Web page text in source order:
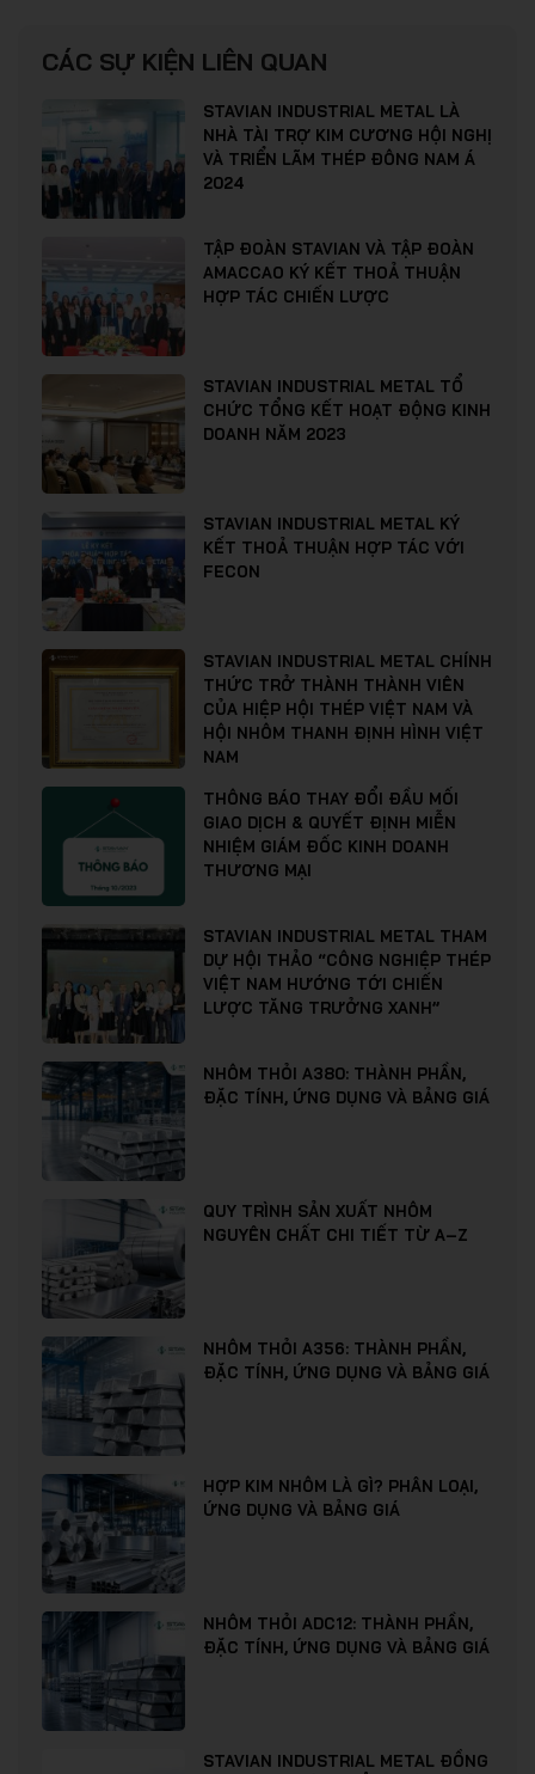
CÁC SỰ KIỆN LIÊN QUAN
STAVIAN INDUSTRIAL METAL LÀ
NHÀ TÀI TRỢ KIM CƯƠNG HỘI NGHỊ
VÀ TRIỂN LÃM THÉP ĐÔNG NAM Á
2024
TẬP ĐOÀN STAVIAN VÀ TẬP ĐOÀN
AMACCAO KÝ KẾT THOẢ THUẬN
HỢP TÁC CHIẾN LƯỢC
STAVIAN INDUSTRIAL METAL TỔ
CHỨC TỔNG KẾT HOẠT ĐỘNG KINH
DOANH NĂM 2023
STAVIAN INDUSTRIAL METAL KÝ
KẾT THOẢ THUẬN HỢP TÁC VỚI
FECON
STAVIAN INDUSTRIAL METAL CHÍNH
THỨC TRỞ THÀNH THÀNH VIÊN
CỦA HIỆP HỘI THÉP VIỆT NAM VÀ
HỘI NHÔM THANH ĐỊNH HÌNH VIỆT
NAM
THÔNG BÁO THAY ĐỔI ĐẦU MỐI
GIAO DỊCH & QUYẾT ĐỊNH MIỄN
NHIỆM GIÁM ĐỐC KINH DOANH
THƯƠNG MẠI
STAVIAN INDUSTRIAL METAL THAM
DỰ HỘI THẢO “CÔNG NGHIỆP THÉP
VIỆT NAM HƯỚNG TỚI CHIẾN
LƯỢC TĂNG TRƯỞNG XANH”
NHÔM THỎI A380: THÀNH PHẦN,
ĐẶC TÍNH, ỨNG DỤNG VÀ BẢNG GIÁ
QUY TRÌNH SẢN XUẤT NHÔM
NGUYÊN CHẤT CHI TIẾT TỪ A–Z
NHÔM THỎI A356: THÀNH PHẦN,
ĐẶC TÍNH, ỨNG DỤNG VÀ BẢNG GIÁ
HỢP KIM NHÔM LÀ GÌ? PHÂN LOẠI,
ỨNG DỤNG VÀ BẢNG GIÁ
NHÔM THỎI ADC12: THÀNH PHẦN,
ĐẶC TÍNH, ỨNG DỤNG VÀ BẢNG GIÁ
STAVIAN INDUSTRIAL METAL ĐỒNG